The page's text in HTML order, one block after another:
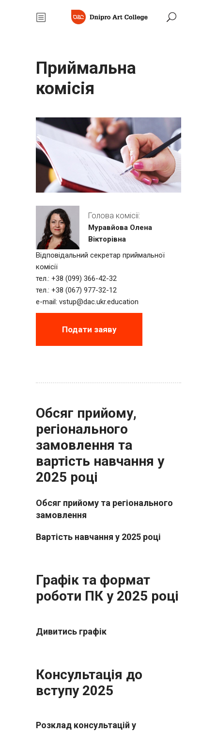
Приймальна
комісія
Голова комісії:
Муравйова Олена
Вікторівна
Відповідальний секретар приймальної
комісії
тел.: +38 (099) 366-42-32
тел.: +38 (067) 977-32-12
e-mail: vstup@dac.ukr.education
Подати заяву
Обсяг прийому,
регіонального
замовлення та
вартість навчання у
2025 році
Обсяг прийому та регіонального
замовлення
Вартість навчання у 2025 році
Графік та формат
роботи ПК у 2025 році
Дивитись графік
Консультація до
вступу 2025
Розклад консультацій у